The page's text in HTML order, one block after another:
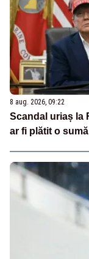
8 aug. 2026, 09:22
Scandal uriaș la
ar fi plătit o